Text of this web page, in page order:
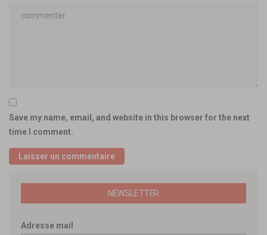
Save my name, email, and website in this browser for the next
time I comment.
NEWSLETTER
Adresse mail